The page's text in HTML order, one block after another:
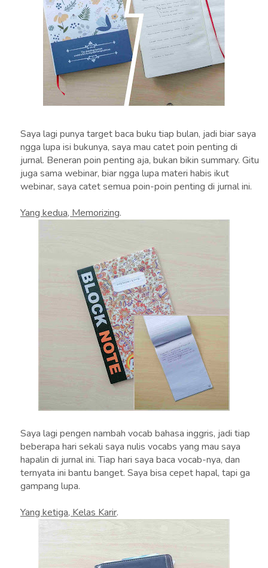
Saya lagi punya target baca buku tiap bulan, jadi biar saya
ngga lupa isi bukunya, saya mau catet poin penting di
jurnal. Beneran poin penting aja, bukan bikin summary. Gitu
juga sama webinar, biar ngga lupa materi habis ikut
webinar, saya catet semua poin-poin penting di jurnal ini.
Yang kedua, Memorizing.
Saya lagi pengen nambah vocab bahasa inggris, jadi tiap
beberapa hari sekali saya nulis vocabs yang mau saya
hapalin di jurnal ini. Tiap hari saya baca vocab-nya, dan
ternyata ini bantu banget. Saya bisa cepet hapal, tapi ga
gampang lupa.
Yang ketiga, Kelas Karir.